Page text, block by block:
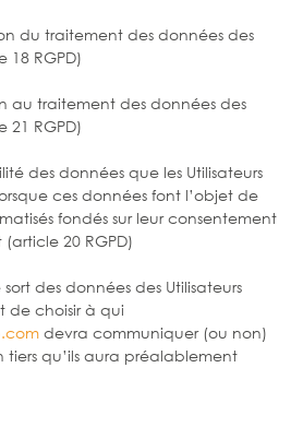
du traitement des données des
18 RGPD)
au traitement des données des
21 RGPD)
des données que les Utilisateurs
ces données font l’objet de
fondés sur leur consentement
20 RGPD)
des données des Utilisateurs
de choisir à qui
devra communiquer (ou non)
tiers qu’ils aura préalablement